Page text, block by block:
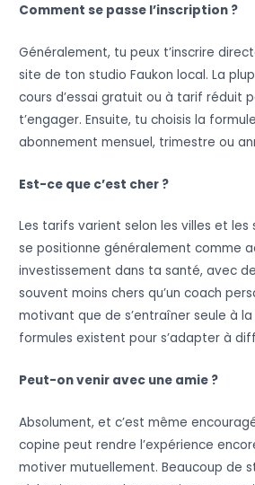
Comment se passe l’inscription ?
Généralement, tu peux t’inscrire
site de ton studio Faukon local. La
cours d’essai gratuit ou à tarif réduit
t’engager. Ensuite, tu choisis la
abonnement mensuel, trimestre ou
Est-ce que c’est cher ?
Les tarifs varient selon les villes et les
se positionne généralement comme
investissement dans ta santé, avec
souvent moins chers qu’un coach
motivant que de s’entraîner seule à la
formules existent pour s’adapter à
Peut-on venir avec une amie ?
Absolument, et c’est même
copine peut rendre l’expérience
motiver mutuellement. Beaucoup de